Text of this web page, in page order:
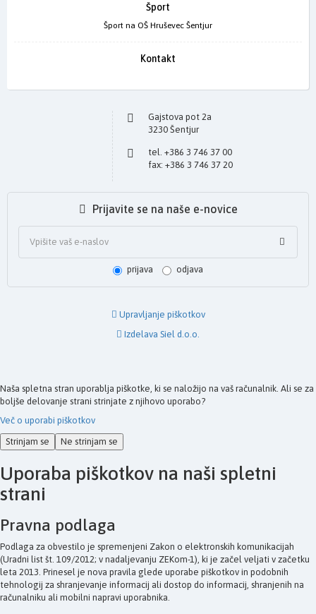
Šport
Šport na OŠ Hruševec Šentjur
Kontakt
Gajstova pot 2a
3230 Šentjur
tel. +386 3 746 37 00
fax: +386 3 746 37 20
Prijavite se na naše e-novice
prijava odjava
Upravljanje piškotkov
Izdelava Siel d.o.o.
Naša spletna stran uporablja piškotke, ki se naložijo na vaš računalnik. Ali se za
boljše delovanje strani strinjate z njihovo uporabo?
Več o uporabi piškotkov
Strinjam se
Ne strinjam se
Uporaba piškotkov na naši spletni
strani
Pravna podlaga
Podlaga za obvestilo je spremenjeni Zakon o elektronskih komunikacijah
(Uradni list št. 109/2012; v nadaljevanju ZEKom-1), ki je začel veljati v začetku
leta 2013. Prinesel je nova pravila glede uporabe piškotkov in podobnih
tehnologij za shranjevanje informacij ali dostop do informacij, shranjenih na
računalniku ali mobilni napravi uporabnika.